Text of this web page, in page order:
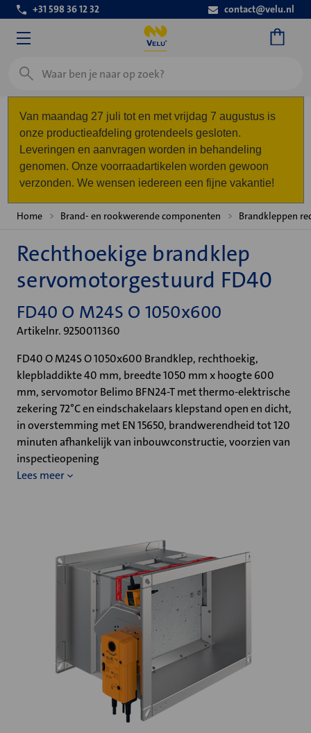
+31 598 36 12 32 contact@velu.nl
Zoeken
Van maandag 27 juli tot en met vrijdag 7 augustus is
onze productieafdeling grotendeels gesloten.
Leveringen en aanvragen worden in behandeling
genomen. Onze voorraadartikelen worden gewoon
verzonden. We wensen iedereen een fijne vakantie!
Home Brand- en rookwerende componenten Brandkleppen
Rechthoekige brandklep
servomotorgestuurd FD40
FD40 O M24S O 1050x600
Artikelnr. 9250011360
FD40 O M24S O 1050x600 Brandklep, rechthoekig,
klepbladdikte 40 mm, breedte 1050 mm x hoogte 600
mm, servomotor Belimo BFN24-T met thermo-elektrische
zekering 72°C en eindschakelaars klepstand open en dicht,
in overstemming met EN 15650, brandwerendheid tot 120
minuten afhankelijk van inbouwconstructie, voorzien van
inspectieopening
Lees meer